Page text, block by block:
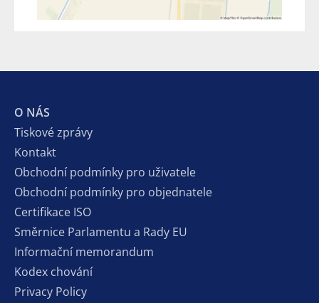
O NÁS
Tiskové zprávy
Kontakt
Obchodní podmínky pro uživatele
Obchodní podmínky pro objednatele
Certifikace ISO
Směrnice Parlamentu a Rady EU
Informační memorandum
Kodex chování
Privacy Policy